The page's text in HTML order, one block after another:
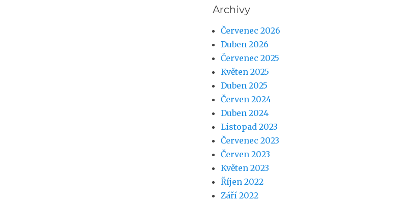
Archivy
Červenec 2026
Duben 2026
Červenec 2025
Květen 2025
Duben 2025
Červen 2024
Duben 2024
Listopad 2023
Červenec 2023
Červen 2023
Květen 2023
Říjen 2022
Září 2022